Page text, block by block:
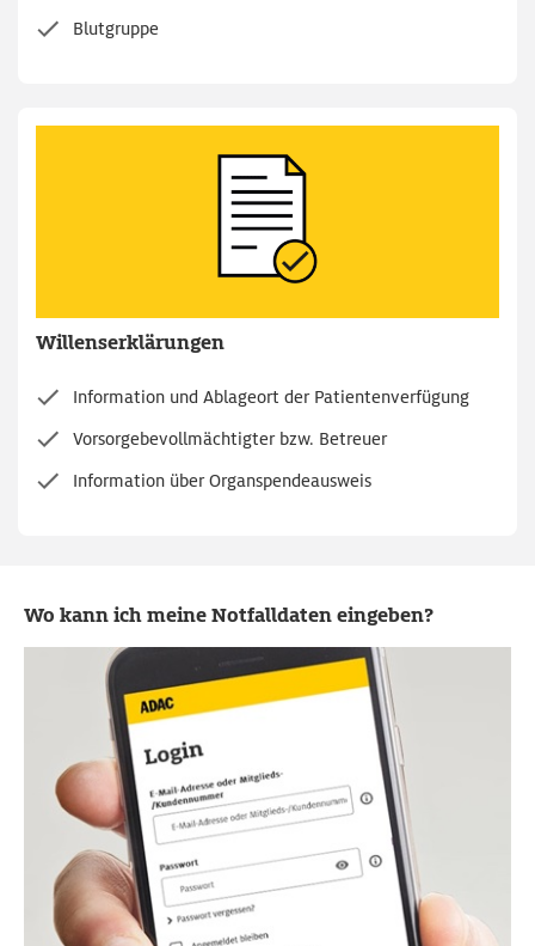
Blutgruppe
Willenserklärungen
Information und Ablageort der Patientenverfügung
Vorsorgebevollmächtigter bzw. Betreuer
Information über Organspendeausweis
Wo kann ich meine Notfalldaten eingeben?